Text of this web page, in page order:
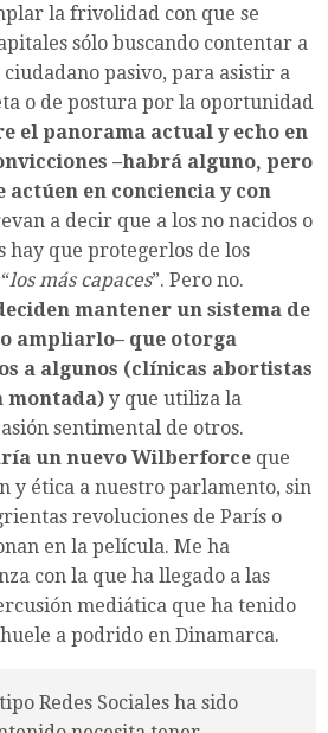
la frivolidad con que se
sólo buscando contentar a
ciudadano pasivo, para asistir a
o de postura por la oportunidad
el panorama actual y echo en
–habrá alguno, pero
actúen en conciencia y con
a decir que a los no nacidos o
hay que protegerlos de los
los más capaces”. Pero no.
mantener un sistema de
ampliarlo– que otorga
a algunos (clínicas abortistas
montada) y que utiliza la
sentimental de otros.
un nuevo Wilberforce que
y ética a nuestro parlamento, sin
revoluciones de París o
en la película. Me ha
con la que ha llegado a las
mediática que ha tenido
a podrido en Dinamarca.
Redes Sociales ha sido